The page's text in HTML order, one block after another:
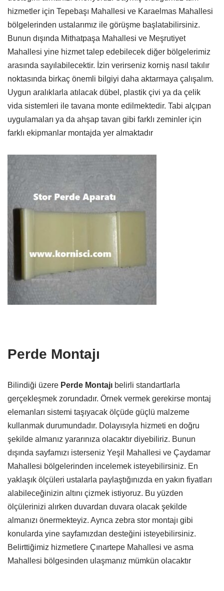
hizmetler için Tepebaşı Mahallesi ve Karaelmas Mahallesi
bölgelerinden ustalarımız ile görüşme başlatabilirsiniz.
Bunun dışında Mithatpaşa Mahallesi ve Meşrutiyet
Mahallesi yine hizmet talep edebilecek diğer bölgelerimiz
arasında sayılabilecektir. İzin verirseniz korniş nasıl takılır
noktasında birkaç önemli bilgiyi daha aktarmaya çalışalım.
Uygun aralıklarla atılacak dübel, plastik çivi ya da çelik
vida sistemleri ile tavana monte edilmektedir. Tabi alçıpan
uygulamaları ya da ahşap tavan gibi farklı zeminler için
farklı ekipmanlar montajda yer almaktadır
Perde Montajı
Bilindiği üzere Perde Montajı belirli standartlarla
gerçekleşmek zorundadır. Örnek vermek gerekirse montaj
elemanları sistemi taşıyacak ölçüde güçlü malzeme
kullanmak durumundadır. Dolayısıyla hizmeti en doğru
şekilde almanız yararınıza olacaktır diyebiliriz. Bunun
dışında sayfamızı isterseniz Yeşil Mahallesi ve Çaydamar
Mahallesi bölgelerinden incelemek isteyebilirsiniz. En
yaklaşık ölçüleri ustalarla paylaştığınızda en yakın fiyatları
alabileceğinizin altını çizmek istiyoruz. Bu yüzden
ölçülerinizi alırken duvardan duvara olacak şekilde
almanızı önermekteyiz. Ayrıca zebra stor montajı gibi
konularda yine sayfamızdan desteğini isteyebilirsiniz.
Belirttiğimiz hizmetlere Çınartepe Mahallesi ve asma
Mahallesi bölgesinden ulaşmanız mümkün olacaktır